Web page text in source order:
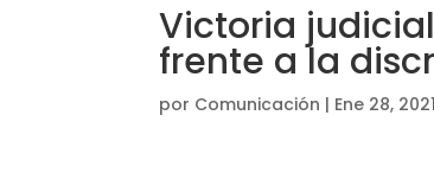
Victoria
frente a la
por Comunicación | Ene 28, 2021